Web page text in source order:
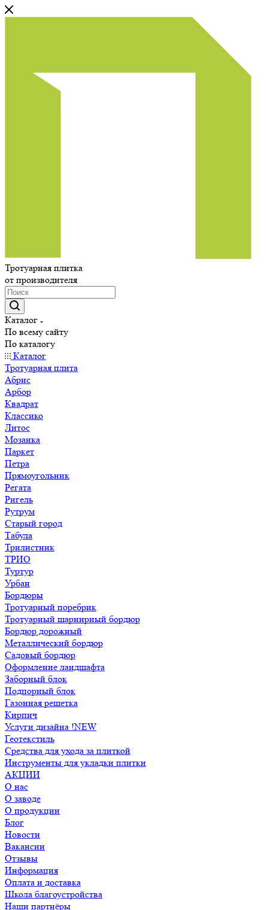
Тротуарная плитка
от производителя
Каталог
По всему сайту
По каталогу
Каталог
Тротуарная плита
Абрис
Арбор
Квадрат
Классико
Литос
Мозаика
Паркет
Петра
Прямоугольник
Регата
Ригель
Рутрум
Старый город
Табула
Трилистник
ТРИО
Туртур
Урбан
Бордюры
Тротуарный поребрик
Тротуарный шарнирный бордюр
Бордюр дорожный
Металлический бордюр
Садовый бордюр
Оформление ландшафта
Заборный блок
Подпорный блок
Газонная решетка
Кирпич
Услуги дизайна !NEW
Геотекстиль
Средства для ухода за плиткой
Инструменты для укладки плитки
АКЦИИ
О нас
О заводе
О продукции
Блог
Новости
Вакансии
Отзывы
Информация
Оплата и доставка
Школа благоустройства
Наши партнёры